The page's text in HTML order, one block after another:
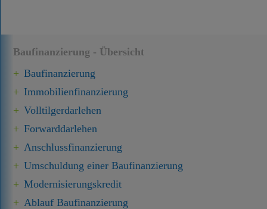
Baufinanzierung - Übersicht
Baufinanzierung
Immobilien­finanzierung
Volltilgerdarlehen
Forward­darlehen
Anschluss­finanzierung
Umschuldung einer Baufinanzierung
Modernisierungskredit
Ablauf Baufinanzierung